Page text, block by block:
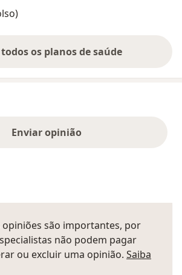
os planos de saúde
Enviar opinião
opiniões são importantes, por
não podem pagar
ou excluir uma opinião. Saiba